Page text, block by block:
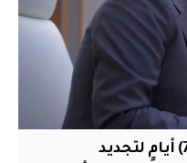
وزير الاتصالات يوجه بمنح (7) أيام لتجديد